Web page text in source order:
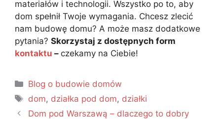
materiałów i technologii. Wszystko po to, aby
dom spełnił Twoje wymagania. Chcesz zlecić
nam budowę domu? A może masz dodatkowe
pytania? Skorzystaj z dostępnych form
kontaktu – czekamy na Ciebie!
Blog o budowie domów
dom, działka pod dom, działki
Dom pod Warszawą – dlaczego to dobry